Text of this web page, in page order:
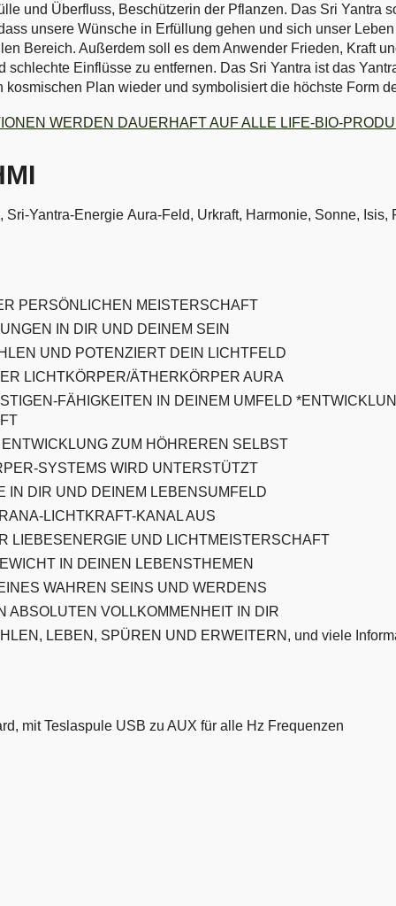
und Überfluss, Beschützerin der Pflanzen. Das Sri Yantra
unsere Wünsche in Erfüllung gehen und sich unser
Bereich. Außerdem soll es dem Anwender Frieden, Kraft
Einflüsse zu entfernen. Das Sri Yantra ist das
Plan wieder und symbolisiert die höchste Form
WERDEN DAUERHAFT AUF ALLE LIFE-BIO-
Yantra-Energie Aura-Feld, Urkraft, Harmonie, Sonne,
PERSÖNLICHEN MEISTERSCHAFT
IN DIR UND DEINEM SEIN
UND POTENZIERT DEIN LICHTFELD
LICHTKÖRPER/ÄTHERKÖRPER AURA
FÄHIGKEITEN IN DEINEM UMFELD
ZUM HÖHREREN SELBST
SYSTEMS WIRD UNTERSTÜTZT
IN DIR UND DEINEM LEBENSUMFELD
LICHTKRAFT-KANAL AUS
LIEBESENERGIE UND LICHTMEISTERSCHAFT
IN DEINEN LEBENSTHEMEN
WAHREN SEINS UND WERDENS
VOLLKOMMENHEIT IN DIR
LEBEN, SPÜREN UND ERWEITERN, und viele
mit Teslaspule USB zu AUX für alle Hz Frequenzen